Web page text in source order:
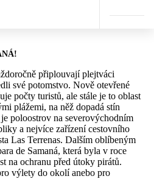
připlouvají plejtváci
své potomstvo. Nově otevřené
počty turistů, ale stále je to oblast
plážemi, na něž dopadá stín
poloostrov na severovýchodním
a nejvíce zařízení cestovního
Las Terrenas. Dalším oblíbeným
de Samaná, která byla v roce
na ochranu před útoky pirátů.
výlety do okolí anebo pro